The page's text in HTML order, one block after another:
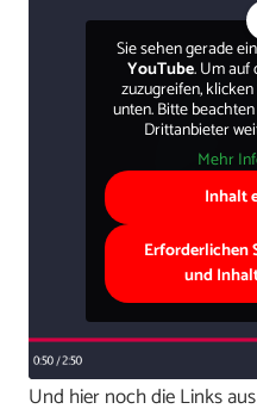
Sie sehen gerade
YouTube. Um auf
zuzugreifen,
unten. Bitte
Drittanbieter
Mehr
Inhalt
Erforderlichen
und
Und hier noch die Links